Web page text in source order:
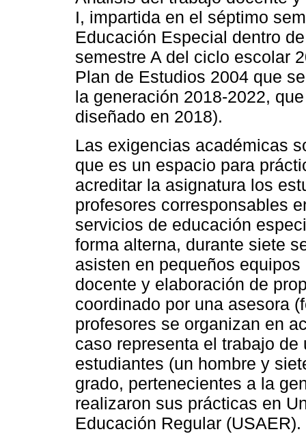
I, impartida en el séptimo
Educación Especial dentro
semestre A del ciclo escolar
Plan de Estudios 2004 que
la generación 2018-2022,
diseñado en 2018).
Las exigencias académicas
que es un espacio para
acreditar la asignatura los
profesores corresponsables
servicios de educación
forma alterna, durante siete
asisten en pequeños
docente y elaboración de
coordinado por una asesora
profesores se organizan en
caso representa el trabajo
estudiantes (un hombre y
grado, pertenecientes a la
realizaron sus prácticas en
Educación Regular (USAER).